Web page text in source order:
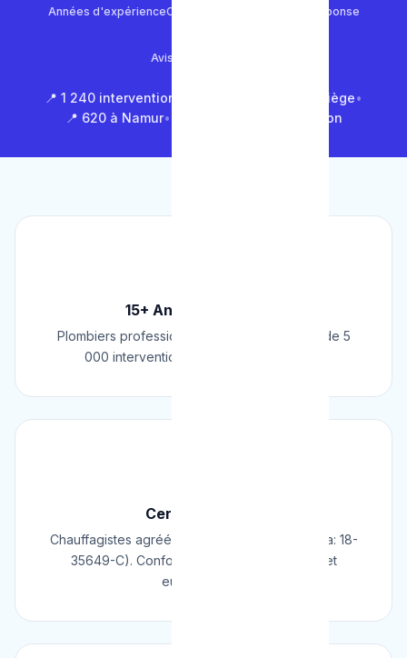
Années d'expérienceClients satisfaits Temps de réponse
Avis Google (500+)
📍 1 240 interventions à Bruxelles 📍 850 à Liège•
📍 620 à Namur• 📍 1 430 en Brabant Wallon
15+ Ans d'Expérience
Plombiers professionnels depuis 2009. Plus de 5
000 interventions réussies en Belgique.
Certifié & Agréé
Chauffagistes agréés Cerga/Cedicol (N° Cerga: 18-
35649-C). Conformes aux normes belges et
européennes.